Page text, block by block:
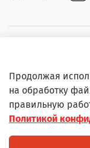
Информация
Продолжая
на обработку
правильную
Политикой